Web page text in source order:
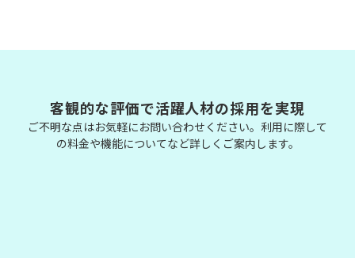
客観的な評価で活躍人材の採用を実現
ご不明な点はお気軽にお問い合わせください。利用に際して
の料金や機能についてなど詳しくご案内します。